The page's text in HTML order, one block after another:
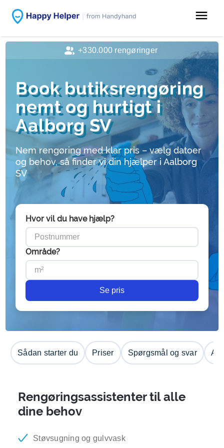
menu
Book butiksrengøring
nemt og hurtigt i
Aalborg SV
Nem rengøring med klar pris – vælg datoer
og behov, så finder vi din hjælper i Aalborg
SV
Hvor vil du have hjælp?
Område?
Se pris
Sådan starter du Priser Spørgsmål og svar
Rengøringsassistenter til alle
dine behov
Støvsugning og gulvvask
+330.000 rengøringer